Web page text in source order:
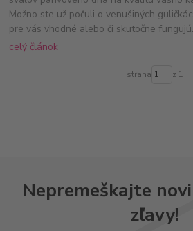
Možno ste už počuli o venušiných
pre vás vhodné alebo či skutočne fungujú.
celý článok
strana z 1
Nepremeškajte
zľavy!